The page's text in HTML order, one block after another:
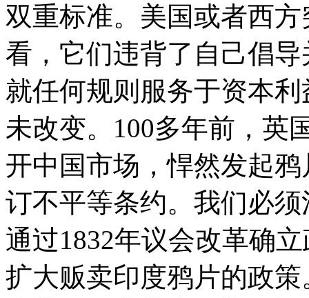
双重标准。美国或者西
看，它们违背了自己倡
就任何规则服务于资本
未改变。100多年前，英
开中国市场，悍然发起
订不平等条约。我们必
通过1832年议会改革确
扩大贩卖印度鸦片的政